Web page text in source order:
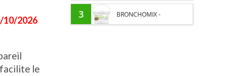
10/2026
facilite le
PROTÉINES ET SOUTIEN
ÉNERGÉTIQUE POUR
ASSAINIT ET PROTÈGE LES
3 BRONCHOMIX -